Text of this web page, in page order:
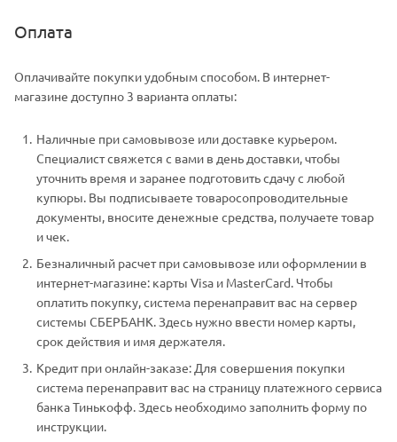
Оплата
Оплачивайте покупки удобным способом. В интернет-
магазине доступно 3 варианта оплаты:
Наличные при самовывозе или доставке курьером.
Специалист свяжется с вами в день доставки, чтобы
уточнить время и заранее подготовить сдачу с любой
купюры. Вы подписываете товаросопроводительные
документы, вносите денежные средства, получаете товар
и чек.
Безналичный расчет при самовывозе или оформлении в
интернет-магазине: карты Visa и MasterCard. Чтобы
оплатить покупку, система перенаправит вас на сервер
системы СБЕРБАНК. Здесь нужно ввести номер карты,
срок действия и имя держателя.
Кредит при онлайн-заказе: Для совершения покупки
система перенаправит вас на страницу платежного сервиса
банка Тинькофф. Здесь необходимо заполнить форму по
инструкции.